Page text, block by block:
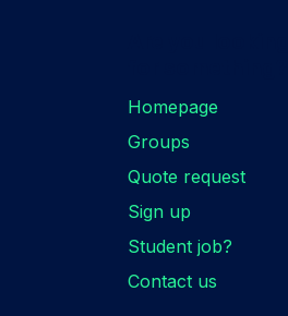
Homepage
Groups
Quote request
Sign up
Student job?
Contact us